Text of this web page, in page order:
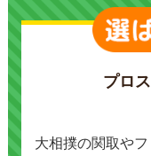
プロ
大相撲の関取や